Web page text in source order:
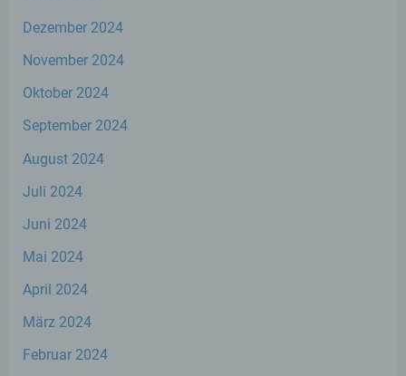
Dezember 2024
November 2024
Oktober 2024
September 2024
August 2024
Juli 2024
Juni 2024
Mai 2024
April 2024
März 2024
Februar 2024
Pseudonymisierung ist die Verarbeitung
auf welche die personenbezogenen Daten
Informationen nicht mehr einer spezifischen
werden und technischen und
personenbezogenen Daten nicht einer
identifizierten oder identifizierbaren
natürlichen Person zugewiesen werden.